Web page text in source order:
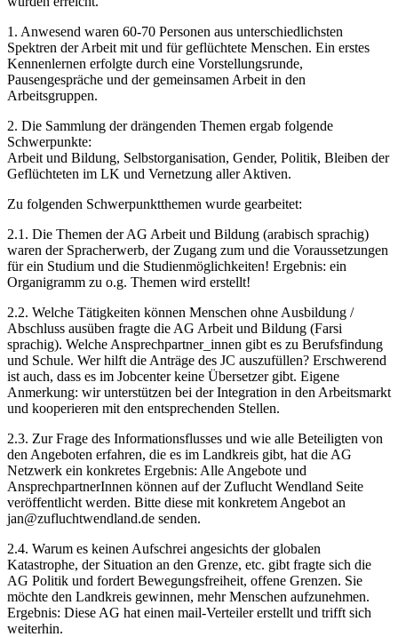
1. Anwesend waren 60-70 Personen aus unterschiedlichsten
Spektren der Arbeit mit und für geflüchtete Menschen. Ein erstes
Kennenlernen erfolgte durch eine Vorstellungsrunde,
Pausengespräche und der gemeinsamen Arbeit in den
Arbeitsgruppen.
2. Die Sammlung der drängenden Themen ergab folgende
Schwerpunkte:
Arbeit und Bildung, Selbstorganisation, Gender, Politik, Bleiben der
Geflüchteten im LK und Vernetzung aller Aktiven.
Zu folgenden Schwerpunktthemen wurde gearbeitet:
2.1. Die Themen der AG Arbeit und Bildung (arabisch sprachig)
waren der Spracherwerb, der Zugang zum und die Voraussetzungen
für ein Studium und die Studienmöglichkeiten! Ergebnis: ein
Organigramm zu o.g. Themen wird erstellt!
2.2. Welche Tätigkeiten können Menschen ohne Ausbildung /
Abschluss ausüben fragte die AG Arbeit und Bildung (Farsi
sprachig). Welche Ansprechpartner_innen gibt es zu Berufsfindung
und Schule. Wer hilft die Anträge des JC auszufüllen? Erschwerend
ist auch, dass es im Jobcenter keine Übersetzer gibt. Eigene
Anmerkung: wir unterstützen bei der Integration in den Arbeitsmarkt
und kooperieren mit den entsprechenden Stellen.
2.3. Zur Frage des Informationsflusses und wie alle Beteiligten von
den Angeboten erfahren, die es im Landkreis gibt, hat die AG
Netzwerk ein konkretes Ergebnis: Alle Angebote und
AnsprechpartnerInnen können auf der Zuflucht Wendland Seite
veröffentlicht werden. Bitte diese mit konkretem Angebot an
jan@zufluchtwendland.de senden.
2.4. Warum es keinen Aufschrei angesichts der globalen
Katastrophe, der Situation an den Grenze, etc. gibt fragte sich die
AG Politik und fordert Bewegungsfreiheit, offene Grenzen. Sie
möchte den Landkreis gewinnen, mehr Menschen aufzunehmen.
Ergebnis: Diese AG hat einen mail-Verteiler erstellt und trifft sich
weiterhin.